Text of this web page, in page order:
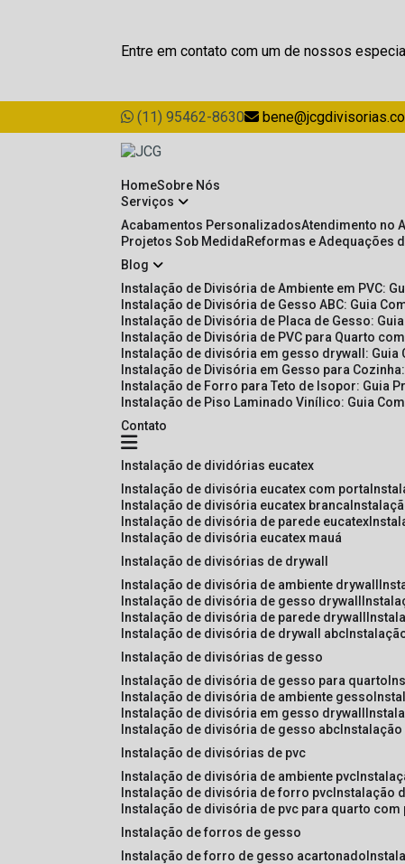
Entre em contato com um de nossos
(11) 95462-8630
Home Sobre Nós
Serviços
Acabamentos Personalizados Atendimento no
Projetos Sob Medida
Reformas e Adequações
Blog
Instalação de Divisória de Ambiente em PVC:
Instalação de Divisória de Gesso ABC: Guia
Instalação de Divisória de Placa de Gesso:
Instalação de Divisória de PVC para Quarto
Instalação de divisória em gesso drywall: Guia
Instalação de Divisória em Gesso para
Instalação de Forro para Teto de Isopor: Guia
Instalação de Piso Laminado Vinílico: Guia
Contato
instalação de dividórias eucatex
instalação de divisória eucatex com porta
instalação de divisória eucatex branca
instalação de divisória de parede eucatex
instalação de divisória eucatex mauá
instalação de divisórias de drywall
instalação de divisória de ambiente drywall
instalação de divisória de gesso drywall
instalação de divisória de parede drywall
instalação de divisória de drywall abc
instalação de divisórias de gesso
instalação de divisória de gesso para quarto
instalação de divisória de ambiente gesso
instalação de divisória em gesso drywall
instalação de divisória de gesso abc
instalação de divisórias de pvc
instalação de divisória de ambiente pvc
instalação de divisória de forro pvc instalação
instalação de divisória de pvc para quarto com
instalação de forros de gesso
instalação de forro de gesso acartonado